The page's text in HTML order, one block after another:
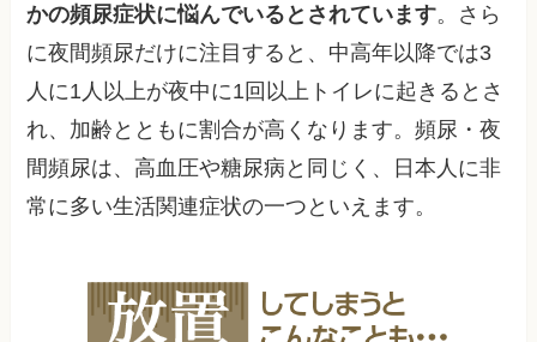
かの頻尿症状に悩んでいるとされています。さら
に夜間頻尿だけに注目すると、中高年以降では3
人に1人以上が夜中に1回以上トイレに起きるとさ
れ、加齢とともに割合が高くなります。頻尿・夜
間頻尿は、高血圧や糖尿病と同じく、日本人に非
常に多い生活関連症状の一つといえます。​